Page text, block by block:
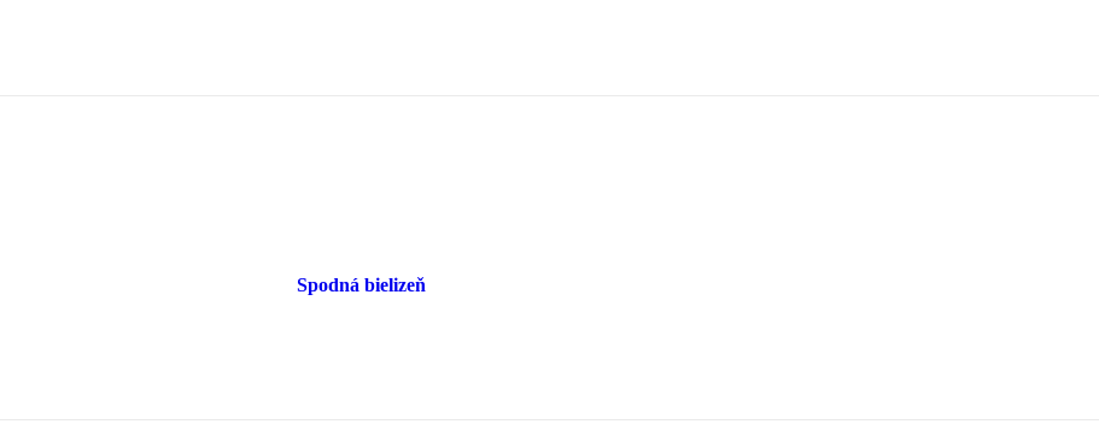
Spodná bielizeň